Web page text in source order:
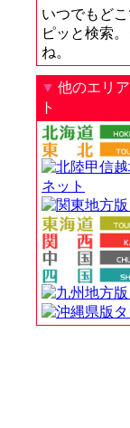
いつでもど
ピッと検索
ね。
▼ 他のエリ
ト